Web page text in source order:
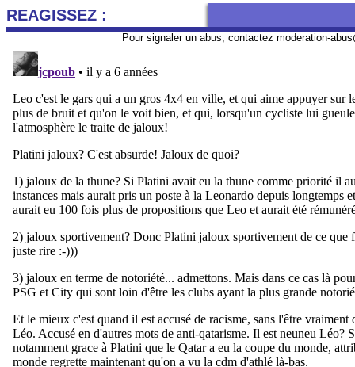
REAGISSEZ :
Pour signaler un abus, contactez moderation-